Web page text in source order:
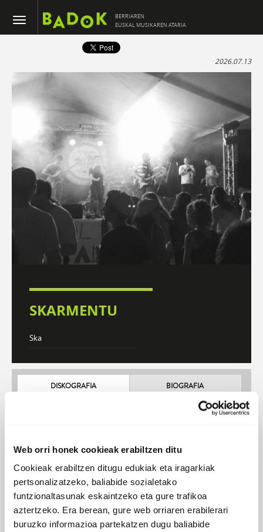
Web orri honek cookieak erabiltzen ditu
Cookieak erabiltzen ditugu edukiak eta iragarkiak
pertsonalizatzeko, baliabide sozialetako
funtzionaltasunak eskaintzeko eta gure trafikoa
aztertzeko. Era berean, gure web orriaren erabilerari
buruzko informazioa partekatzen dugu baliabide
BERRIAREN
EUSKAL MUSIKAREN ATARIA
2026.07.13
SKARMENTU
Ska
DISKOGRAFIA BIOGRAFIA